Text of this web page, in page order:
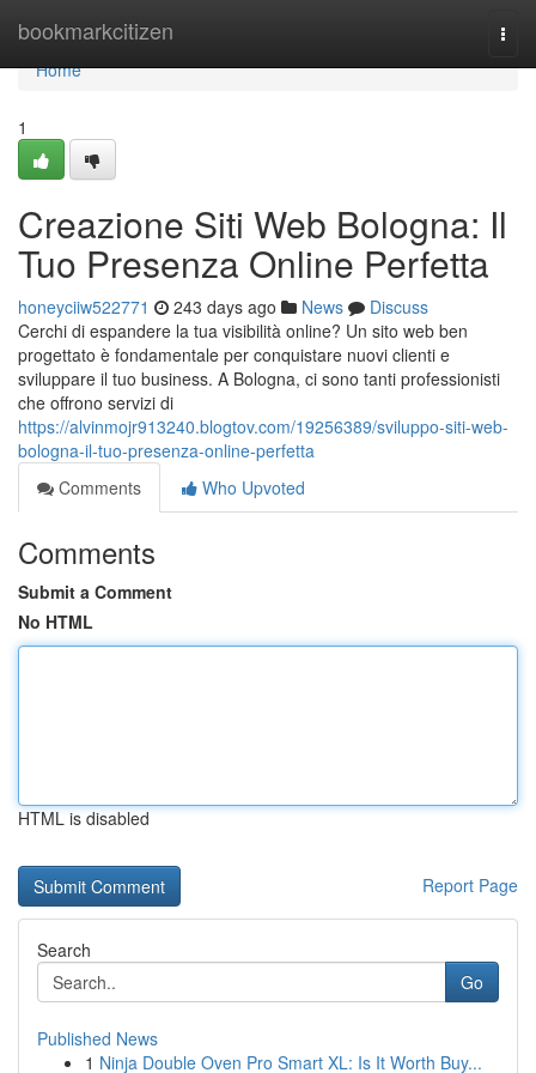
bookmarkcitizen
Home
Home
1
Creazione Siti Web Bologna: Il
Tuo Presenza Online Perfetta
honeyciiw522771 243 days ago News
Discuss
Cerchi di espandere la tua visibilità online? Un sito web ben
progettato è fondamentale per conquistare nuovi clienti e
sviluppare il tuo business. A Bologna, ci sono tanti professionisti
che offrono servizi di
https://alvinmojr913240.blogtov.com/19256389/sviluppo-siti-web-
bologna-il-tuo-presenza-online-perfetta
Comments
Who Upvoted
Comments
Submit a Comment
No HTML
HTML is disabled
Report Page
Search
Go
Published News
1 Ninja Double Oven Pro Smart XL: Is It Worth Buy...